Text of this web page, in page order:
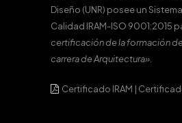
Diseño (UNR) posee un
Calidad IRAM-ISO 9001:2015
certificación de la formación
carrera de Arquitectura».
Certificado IRAM |